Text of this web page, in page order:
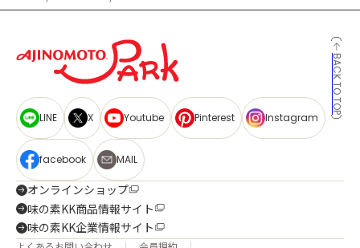
BACK TO TOP
LINE X Youtube Pinterest Instagram
facebook MAIL
オンラインショップ
味の素KK商品情報サイト
味の素KK企業情報サイト